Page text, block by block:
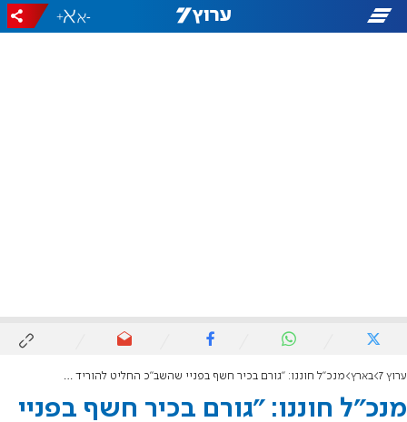
-
+
ערוץ 7 בארץ מנכ"ל חוננו: "גורם בכיר חשף בפניי שהשב"כ החליט להוריד אותנו"
מנכ"ל חוננו: "גורם בכיר חשף בפניי